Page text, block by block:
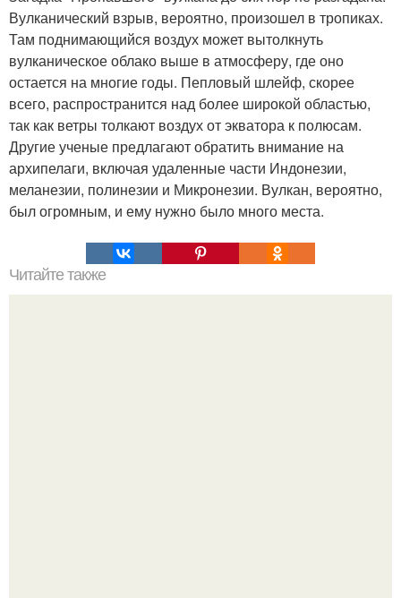
Вулканический взрыв, вероятно, произошел в тропиках.
Там поднимающийся воздух может вытолкнуть
вулканическое облако выше в атмосферу, где оно
остается на многие годы. Пепловый шлейф, скорее
всего, распространится над более широкой областью,
так как ветры толкают воздух от экватора к полюсам.
Другие ученые предлагают обратить внимание на
архипелаги, включая удаленные части Индонезии,
меланезии, полинезии и Микронезии. Вулкан, вероятно,
был огромным, и ему нужно было много места.
Читайте также